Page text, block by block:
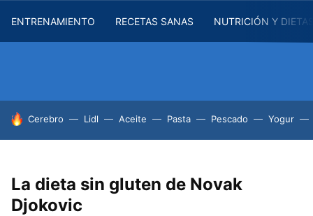
ENTRENAMIENTO RECETAS SANAS NUTRICIÓN Y
HOY SE HABLA DE
Cerebro Lidl Aceite Pasta Pescado Yogur
La dieta sin gluten de Novak
Djokovic